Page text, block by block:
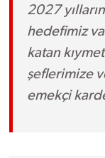
2027
hedefimiz
katan
şeflerimize
emekçi